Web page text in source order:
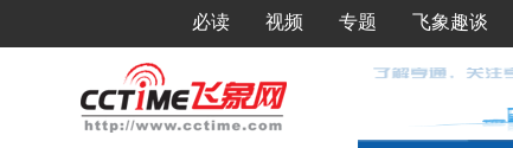
必读 视频 专题 飞象趣谈